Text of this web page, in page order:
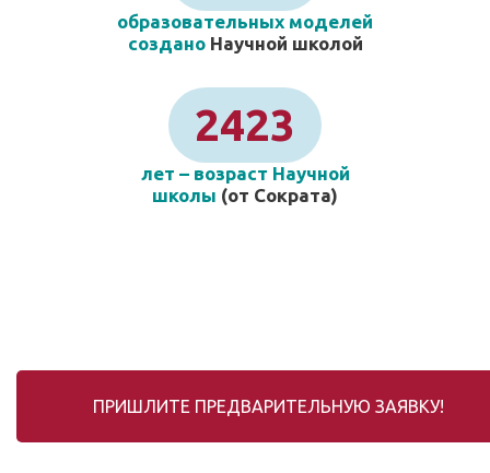
образовательных моделей
создано Научной школой
2423
лет – возраст Научной
школы (от Сократа)
ПРИШЛИТЕ ПРЕДВАРИТЕЛЬНУЮ ЗАЯВКУ!